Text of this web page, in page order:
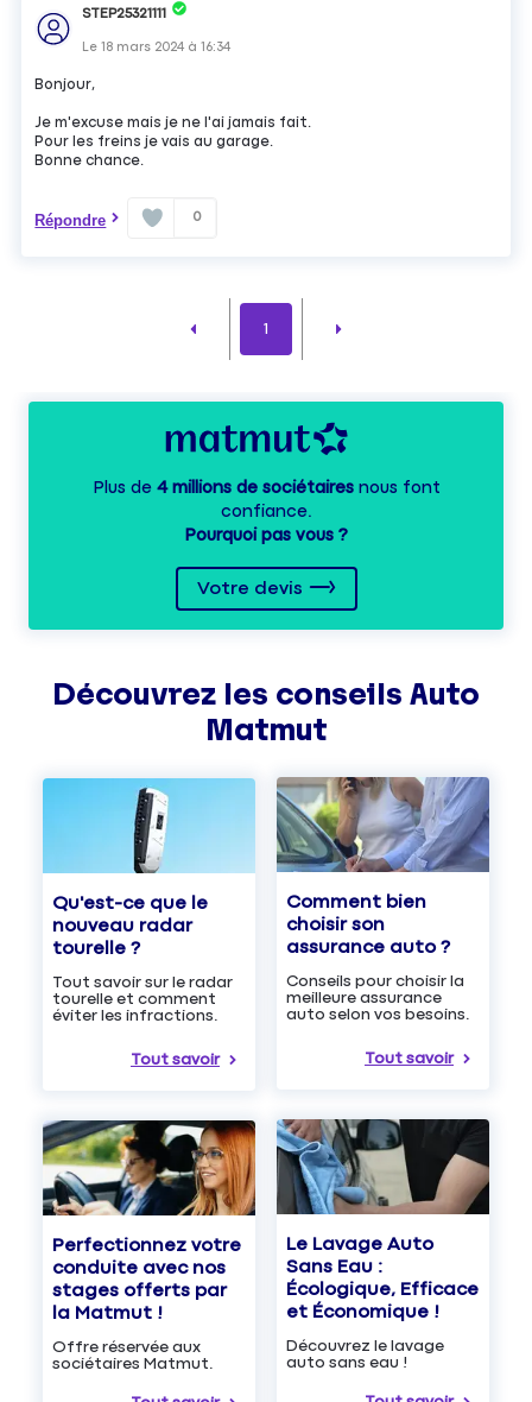
STEP25321111
Le18 mars 2024 à16:34
Bonjour,
Je m'excuse mais je ne l'ai jamais fait.
Pour les freins je vais au garage.
Bonne chance.
Répondre 0
1
Plus de 4 millions de sociétairesnous font
confiance.
Pourquoi pas vous ?
Votre devis
Découvrez les conseils Auto
Matmut
Qu'est-ce que le
nouveau radar
tourelle ?
Tout savoir sur le radar
tourelle et comment
éviter les infractions.
Tout savoir
Comment bien
choisir son
assurance auto ?
Conseils pour choisir la
meilleure assurance
auto selon vos besoins.
Tout savoir
Perfectionnez votre
conduite avec nos
stages offerts par
la Matmut !
Offre réservée aux
sociétaires Matmut.
Le Lavage Auto
Sans Eau :
Écologique, Efficace
et Économique !
Découvrez le lavage
auto sans eau !